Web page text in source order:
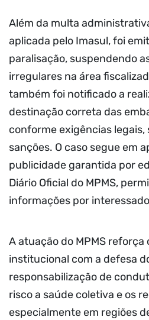
Além da multa
aplicada pelo Imasul, foi
paralisação, suspendendo
irregulares na área
também foi notificado a
destinação correta das
conforme exigências legais,
sanções. O caso segue em
publicidade garantida por
Diário Oficial do MPMS,
informações por
A atuação do MPMS reforça
institucional com a defesa
responsabilização de
risco a saúde coletiva e os
especialmente em regiões